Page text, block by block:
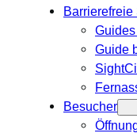
Barrierefreie
Guide
Besucher